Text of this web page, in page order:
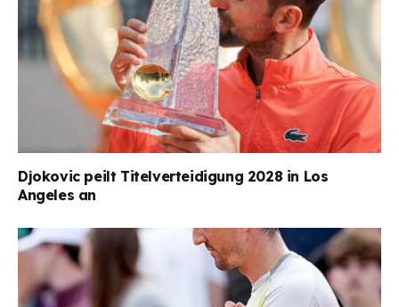
Djokovic peilt Titelverteidigung 2028 in Los
Angeles an